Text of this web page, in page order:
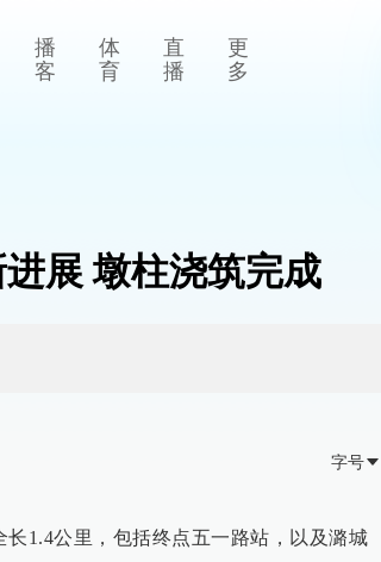
播
客
体
育
直
播
更
多
展 墩柱浇筑完成
字号
1.4公里，包括终点五一路站，以及潞城